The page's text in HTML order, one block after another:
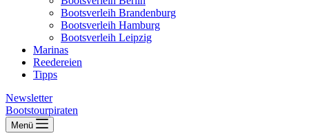
Bootsverleih Brandenburg
Bootsverleih Hamburg
Bootsverleih Leipzig
Marinas
Reedereien
Tipps
Newsletter
Bootstourpiraten
Menü